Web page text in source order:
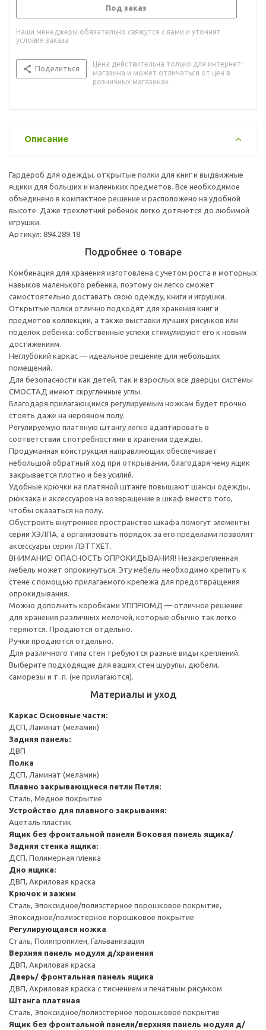
Под заказ
Наши менеджеры обязательно свяжутся с вами и уточнят
условия заказа
Поделиться
Цена действительна только для интернет-
магазина и может отличаться от цен в
розничных магазинах
Описание
Гардероб для одежды, открытые полки для книг и выдвижные
ящики для больших и маленьких предметов. Все необходимое
объединено в компактное решение и расположено на удобной
высоте. Даже трехлетний ребенок легко дотянется до любимой
игрушки.
Артикул: 894.289.18
Подробнее о товаре
Комбинация для хранения изготовлена с учетом роста и моторных
навыков маленького ребенка, поэтому он легко сможет
самостоятельно доставать свою одежду, книги и игрушки.
Открытые полки отлично подходят для хранения книг и
предметов коллекции, а также выставки лучших рисунков или
поделок ребенка: собственные успехи стимулируют его к новым
достижениям.
Неглубокий каркас — идеальное решение для небольших
помещений.
Для безопасности как детей, так и взрослых все дверцы системы
СМОСТАД имеют скругленные углы.
Благодаря прилагающимся регулируемым ножкам будет прочно
стоять даже на неровном полу.
Регулируемую платяную штангу легко адаптировать в
соответствии с потребностями в хранении одежды.
Продуманная конструкция направляющих обеспечивает
небольшой обратный ход при открывании, благодаря чему ящик
закрывается плотно и без усилий.
Удобные крючки на платяной штанге повышают шансы одежды,
рюкзака и аксессуаров на возвращение в шкаф вместо того,
чтобы оказаться на полу.
Обустроить внутреннее пространство шкафа помогут элементы
серии ХЭЛПА, а организовать порядок за его пределами позволят
аксессуары серии ЛЭТТХЕТ.
ВНИМАНИЕ! ОПАСНОСТЬ ОПРОКИДЫВАНИЯ! Незакрепленная
мебель может опрокинуться. Эту мебель необходимо крепить к
стене с помощью прилагаемого крепежа для предотвращения
опрокидывания.
Можно дополнить коробками УППРЮМД — отличное решение
для хранения различных мелочей, которые обычно так легко
теряются. Продаются отдельно.
Ручки продаются отдельно.
Для различного типа стен требуются разные виды креплений.
Выберите подходящие для ваших стен шурупы, дюбели,
саморезы и т. п. (не прилагаются).
Материалы и уход
Каркас Основные части:
ДСП, Ламинат (меламин)
Задняя панель:
ДВП
Полка
ДСП, Ламинат (меламин)
Плавно закрывающиеся петли Петля:
Сталь, Медное покрытие
Устройство для плавного закрывания:
Ацеталь пластик
Ящик без фронтальной панели Боковая панель ящика/
Задняя стенка ящика:
ДСП, Полимерная пленка
Дно ящика:
ДВП, Акриловая краска
Крючок и зажим
Сталь, Эпоксидное/полиэстерное порошковое покрытие,
Эпоксидное/полиэстерное порошковое покрытие
Регулирующаяся ножка
Сталь, Полипропилен, Гальванизация
Верхняя панель модуля д/хранения
ДВП, Акриловая краска
Дверь/ фронтальная панель ящика
ДВП, Акриловая краска с тиснением и печатным рисунком
Штанга платяная
Сталь, Эпоксидное/полиэстерное порошковое покрытие
Ящик без фронтальной панели/верхняя панель модуля д/